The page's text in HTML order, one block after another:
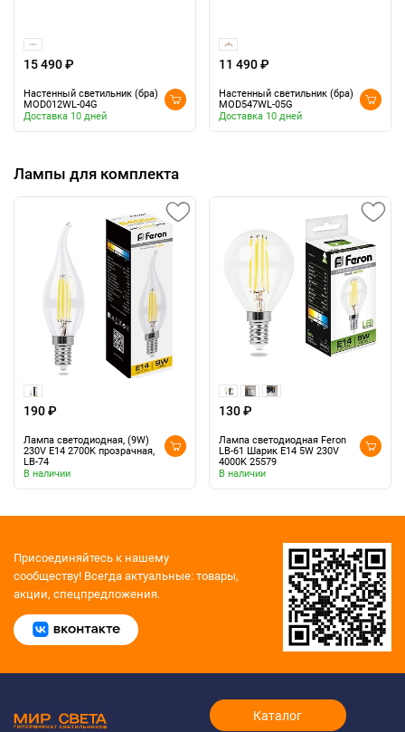
15 490 ₽
Настенный светильник (бра)
MOD012WL-04G
Доставка 10 дней
11 490 ₽
Настенный светильник (бра)
MOD547WL-05G
Доставка 10 дней
Лампы для комплекта
190 ₽
Лампа светодиодная, (9W)
230V E14 2700K прозрачная,
LB-74
В наличии
130 ₽
Лампа светодиодная Feron
LB-61 Шарик E14 5W 230V
4000K 25579
В наличии
Присоединяйтесь к нашему
сообществу! Всегда актуальные: товары,
акции, спецпредложения.
Каталог